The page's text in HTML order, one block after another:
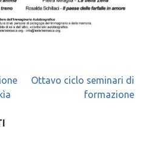
Ottavo ciclo seminari di
formazione